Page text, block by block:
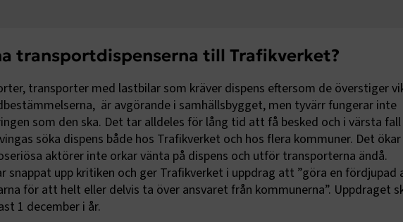
transportdispenserna till Trafikverket?
transporter med lastbilar som kräver dispens eftersom de överstiger
är avgörande i samhällsbygget, men tyvärr fungerar inte
som den ska. Det tar alldeles för lång tid att få besked och i värsta
söka dispens både hos Trafikverket och hos flera kommuner. Det ökar
aktörer inte orkar vänta på dispens och utför transporterna ändå.
snappat upp kritiken och ger Trafikverket i uppdrag att ”göra en fördjupad
för att helt eller delvis ta över ansvaret från kommunerna”. Uppdraget
1 december i år.
Det är nödvändigt att
Script.com cookiebanner
ARRAffinity
Microsoft Corporation
.www.transportforetagen.se
Session
Denna cookie ställs in av
som körs på Windows Azure-
molnplattformen. Den
belastningsbalansering
säkerställa att
förfrågningar dirigeras till
server i varje
.EPiForm_BID
www.transportforetagen.se
2
månader
4 veckor
Denna cookie är för att
webbläsare från andra
som en besökare använder
surfar på internet. Om en